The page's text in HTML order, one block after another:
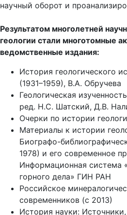
научный оборот и
Результатом многолетней
геологии стали многотомные
ведомственные издания:
История геологического
(1931–1959), В.А. Обручева
Геологическая
ред. Н.С. Шатский, Д.В.
Очерки по истории
Материалы к истории
Биографо-
1978) и его современное
Информационная система
горного дела» ГИН РАН
Российское
современников (с 2013)
История науки: